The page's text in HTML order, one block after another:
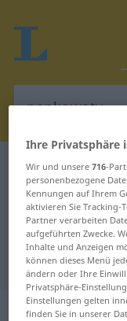
Polnisch-
Polnisch-
Ihre Privatsphäre
Wir und unsere716-
personenbezogene
Kennungen auf Ihrem
aktivieren Sie
Partner verarbeiten
aufgeführten Zwecke.
Inhalte und Anzeigen
können dieses Menü
ändern oder Ihre
Privatsphäre-
Einstellungen gelten
finden Sie in unserer